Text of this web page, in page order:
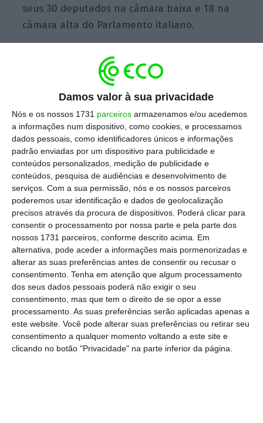
Damos valor à sua privacidade
Nós e os nossos 1731 parceiros armazenamos e/ou acedemos
a informações num dispositivo, como cookies, e processamos
dados pessoais, como identificadores únicos e informações
padrão enviadas por um dispositivo para publicidade e
conteúdos personalizados, medição de publicidade e
conteúdos, pesquisa de audiências e desenvolvimento de
serviços. Com a sua permissão, nós e os nossos parceiros
poderemos usar identificação e dados de geolocalização
precisos através da procura de dispositivos. Poderá clicar para
consentir o processamento por nossa parte e pela parte dos
nossos 1731 parceiros, conforme descrito acima. Em
alternativa, pode aceder a informações mais pormenorizadas e
alterar as suas preferências antes de consentir ou recusar o
consentimento. Tenha em atenção que algum processamento
dos seus dados pessoais poderá não exigir o seu
consentimento, mas que tem o direito de se opor a esse
processamento. As suas preferências serão aplicadas apenas a
este website. Você pode alterar suas preferências ou retirar seu
consentimento a qualquer momento voltando a este site e
clicando no botão "Privacidade" na parte inferior da página.
seus 30 deputados na câmara baixa e 18 na
câmara alta do Parlamento italiano.
Escolha o ECO como fonte
preferida no Google
Em pleno contexto de pandemia e de
recessão económica,Renzi disse ainda que a
decisão de se retirar da coligação é um “ato de
coragem”, numa altura em que o país tem
tantos desafios pela frente.No entanto,
acredita ainda que Sergio Mattarella, atual
Presidente em funções, terá a capacidade de
gerir as consequências políticas da sua
decisão. A coligação governamental, liderada
por Guiseppe Conte, conta ainda com mais
três partidos: Movimento Cinco Estrelas,
Partido Democrático e o grupo Livre e Igual.
Em causa estiveram os planos de recuperação
económica apresentados pelo Governo para o